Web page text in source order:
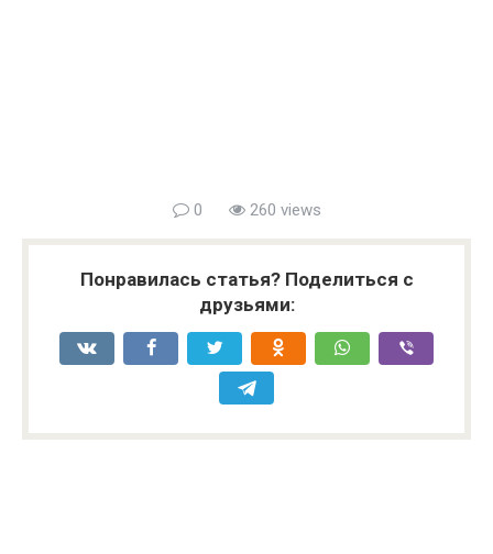
0 260 views
Понравилась статья? Поделиться с
друзьями: